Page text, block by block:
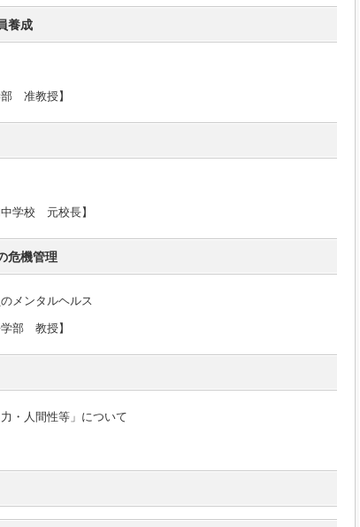
養成
部 准教授】
中学校 元校長】
危機管理
メンタルヘルス
部 教授】
・人間性等」について